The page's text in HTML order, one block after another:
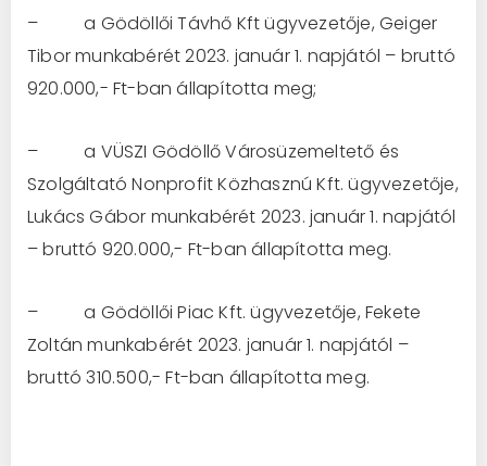
– a Gödöllői Távhő Kft ügyvezetője, Geiger
Tibor munkabérét 2023. január 1. napjától – bruttó
920.000,- Ft-ban állapította meg;
– a VÜSZI Gödöllő Városüzemeltető és
Szolgáltató Nonprofit Közhasznú Kft. ügyvezetője,
Lukács Gábor munkabérét 2023. január 1. napjától
– bruttó 920.000,- Ft-ban állapította meg.
– a Gödöllői Piac Kft. ügyvezetője, Fekete
Zoltán munkabérét 2023. január 1. napjától –
bruttó 310.500,- Ft-ban állapította meg.